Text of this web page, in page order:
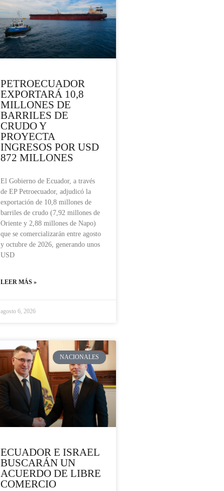
PETROECUADOR
EXPORTARÁ 10,8
MILLONES DE
BARRILES DE
CRUDO Y
PROYECTA
INGRESOS POR USD
872 MILLONES
El Gobierno de Ecuador, a través
de EP Petroecuador, adjudicó la
exportación de 10,8 millones de
barriles de crudo (7,92 millones de
Oriente y 2,88 millones de Napo)
que se comercializarán entre agosto
y octubre de 2026, generando unos
USD
LEER MÁS »
agosto 6, 2026
NACIONALES
ECUADOR E ISRAEL
BUSCARÁN UN
ACUERDO DE LIBRE
COMERCIO